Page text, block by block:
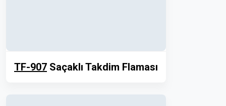
TF-907 Saçaklı Takdim Flaması